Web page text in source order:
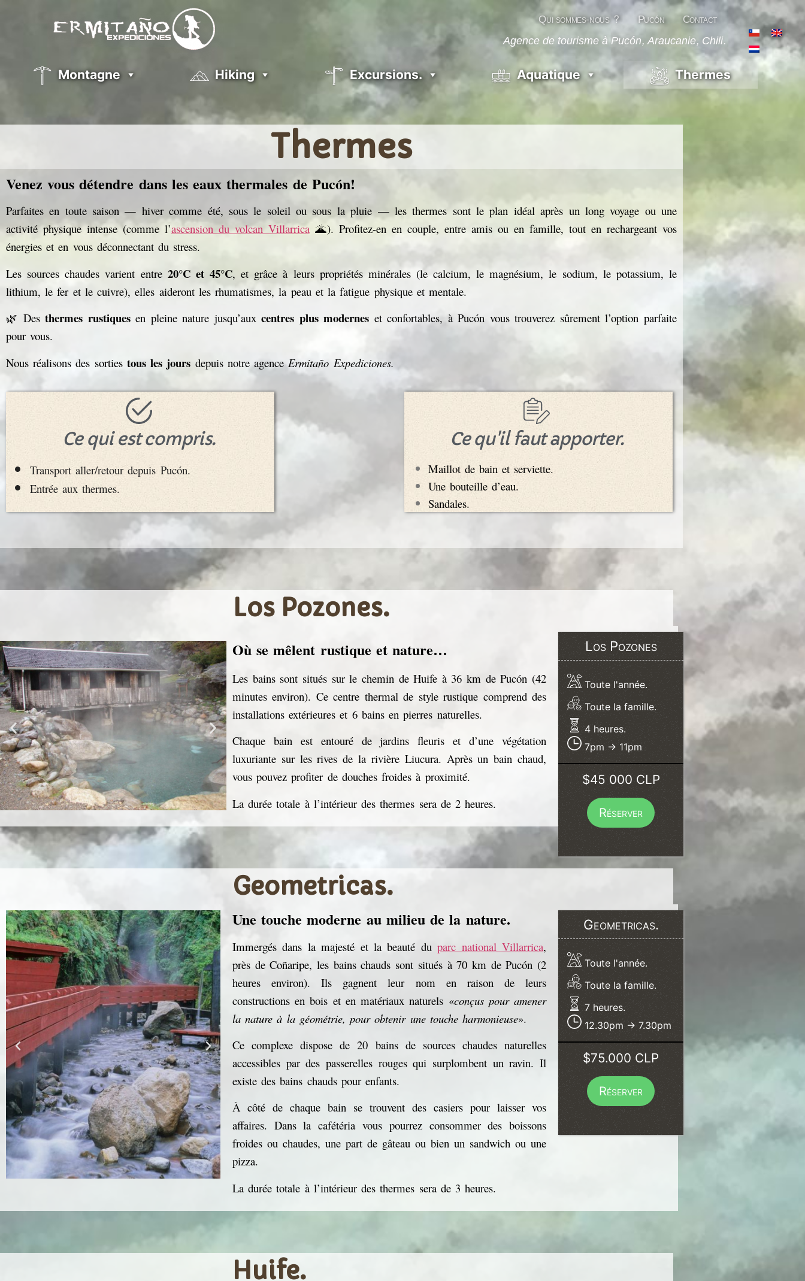
Qui sommes-nous ? Pucón Contact
Agence de tourisme à Pucón, Araucanie, Chili.
Montagne Hiking Excursions. Aquatique Thermes
Thermes
Venez vous détendre dans les eaux thermales de Pucón!
Parfaites en toute saison — hiver comme été, sous le soleil ou sous la pluie — les thermes sont le plan idéal après un long voyage ou une
activité physique intense (comme l’ascension du volcan Villarrica🌋). Profitez-en en couple, entre amis ou en famille, tout en rechargeant vos
énergies et en vous déconnectant du stress.
Les sources chaudes varient entre 20°C et 45°C, et grâce à leurs propriétés minérales (le calcium, le magnésium, le sodium, le potassium, le
lithium, le fer et le cuivre), elles aideront les rhumatismes, la peau et la fatigue physique et mentale.
🌿 Desthermes rustiquesen pleine nature jusqu’auxcentres plus modernes et confortables, à Pucón vous trouverez sûrement l’option parfaite
pour vous.
Nous réalisons des sorties tous les jours depuis notre agenceErmitaño Expediciones.
Ce qui est compris.
Transport aller/retour depuis Pucón.
Entrée aux thermes.
Ce qu'il faut apporter.
Maillot de bain et serviette.
Une bouteille d’eau.
Sandales.
Los Pozones.
Où se mêlent rustique et nature…
Les bains sont situés sur le chemin de Huife à 36 km de Pucón (42
minutes environ). Ce centre thermal de style rustique comprend des
installations extérieures et 6 bains en pierres naturelles.
Chaque bain est entouré de jardins fleuris et d’une végétation
luxuriante sur les rives de la rivière Liucura. Après un bain chaud,
vous pouvez profiter de douches froides à proximité.
La durée totale à l’intérieur des thermes sera de 2 heures.
Los Pozones
Toute l'année.
Toute la famille.
4 heures.
7pm -> 11pm
$45 000 CLP
Réserver
Geometricas.
Une touche moderne au milieu de la nature.
Immergés dans la majesté et la beauté duparc national Villarrica,
près de Coñaripe, les bains chauds sont situés à 70 km de Pucón (2
heures environ). Ils gagnent leur nom en raison de leurs
constructions en bois et en matériaux naturels «conçus pour amener
la nature à la géométrie, pour obtenir une touche harmonieuse».
Ce complexe dispose de 20 bains de sources chaudes naturelles
accessibles par des passerelles rouges qui surplombent un ravin. Il
existe des bains chauds pour enfants.
À côté de chaque bain se trouvent des casiers pour laisser vos
affaires. Dans la cafétéria vous pourrez consommer des boissons
froides ou chaudes, une part de gâteau ou bien un sandwich ou une
pizza.
La durée totale à l’intérieur des thermes sera de 3 heures.
Geometricas.
Toute l'année.
Toute la famille.
7 heures.
12.30pm -> 7.30pm
$75.000 CLP
Réserver
Huife.